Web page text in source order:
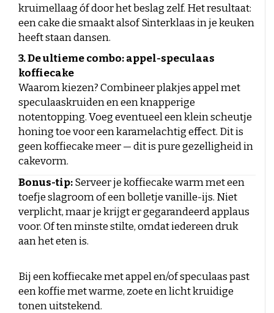
kruimellaag óf door het beslag zelf. Het resultaat:
een cake die smaakt alsof Sinterklaas in je keuken
heeft staan dansen.
3. De ultieme combo: appel-speculaas
koffiecake
Waarom kiezen? Combineer plakjes appel met
speculaaskruiden en een knapperige
notentopping. Voeg eventueel een klein scheutje
honing toe voor een karamelachtig effect. Dit is
geen koffiecake meer — dit is pure gezelligheid in
cakevorm.
Bonus-tip:Serveer je koffiecake warm met een
toefje slagroom of een bolletje vanille-ijs. Niet
verplicht, maar je krijgt er gegarandeerd applaus
voor. Of ten minste stilte, omdat iedereen druk
aan het eten is.
Bij een koffiecake met appel en/of speculaas past
een koffie met warme, zoete en licht kruidige
tonen uitstekend.